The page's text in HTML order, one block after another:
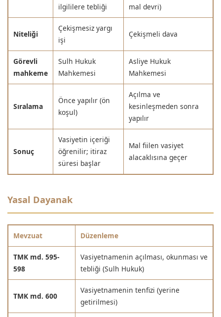
ilgililere tebliği
mal devri)
Niteliği
Çekişmesiz yargı
işi
Çekişmeli dava
Görevli
mahkeme
Sulh Hukuk
Mahkemesi
Asliye Hukuk
Mahkemesi
Sıralama
Önce yapılır (ön
koşul)
Açılma ve
kesinleşmeden sonra
yapılır
Sonuç
Vasiyetin içeriği
öğrenilir; itiraz
süresi başlar
Mal fiilen vasiyet
alacaklısına geçer
Yasal Dayanak
Mevzuat Düzenleme
TMK md. 595-
598
Vasiyetnamenin açılması, okunması ve
tebliği (Sulh Hukuk)
TMK md. 600
Vasiyetnamenin tenfizi (yerine
getirilmesi)